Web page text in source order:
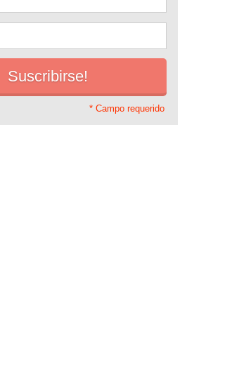
* Campo requerido